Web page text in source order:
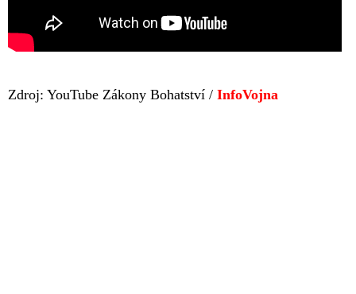
Zdroj: YouTube Zákony Bohatství / InfoVojna